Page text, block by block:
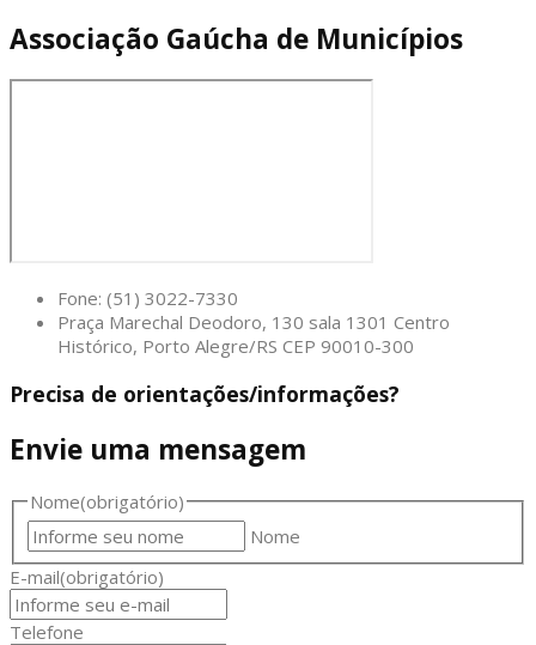
Associação Gaúcha de Municípios
Fone: (51) 3022-7330
Praça Marechal Deodoro, 130 sala 1301 Centro
Histórico, Porto Alegre/RS CEP 90010-300
Precisa de orientações/informações?
Envie uma mensagem
Nome(obrigatório)
Nome
E-mail(obrigatório)
Telefone